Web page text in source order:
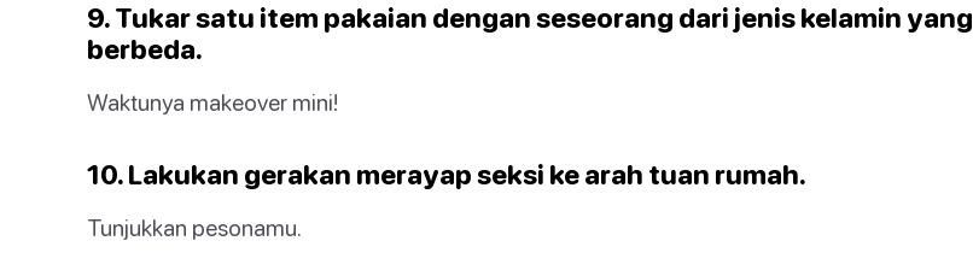
9. Tukar satu item pakaian dengan seseorang dari jenis kelamin yang
berbeda.
Waktunya makeover mini!
10. Lakukan gerakan merayap seksi ke arah tuan rumah.
Tunjukkan pesonamu.